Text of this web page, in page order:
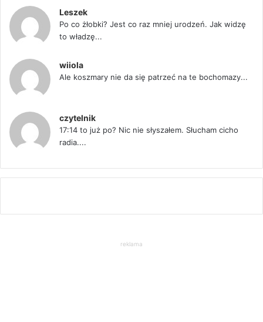
Leszek
Po co żłobki? Jest co raz mniej urodzeń. Jak widzę
to władzę...
wiiola
Ale koszmary nie da się patrzeć na te bochomazy...
czytelnik
17:14 to już po? Nic nie słyszałem. Słucham cicho
radia....
reklama